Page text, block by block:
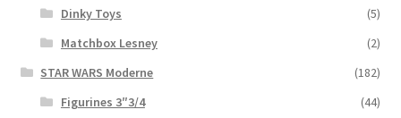
Dinky Toys
(5)
Matchbox Lesney
(2)
STAR WARS Moderne
(182)
Figurines 3″3/4
(44)